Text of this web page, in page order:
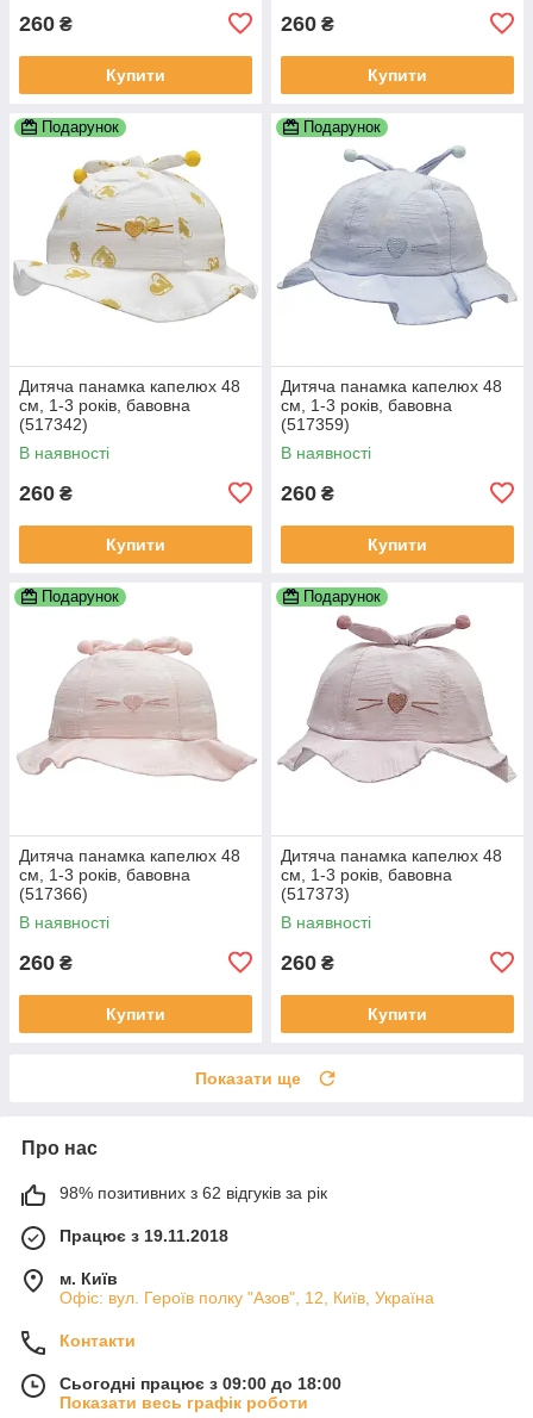
260 ₴
Купити
260 ₴
Купити
Подарунок
Дитяча панамка капелюх 48
см, 1-3 років, бавовна
(517342)
В наявності
260 ₴
Купити
Подарунок
Дитяча панамка капелюх 48
см, 1-3 років, бавовна
(517359)
В наявності
260 ₴
Купити
Подарунок
Дитяча панамка капелюх 48
см, 1-3 років, бавовна
(517366)
В наявності
260 ₴
Купити
Подарунок
Дитяча панамка капелюх 48
см, 1-3 років, бавовна
(517373)
В наявності
260 ₴
Купити
Показати ще
Про нас
98% позитивних з 62 відгуків за рік
Працює з 19.11.2018
м. Київ
Офіс: вул. Героїв полку "Азов", 12, Київ, Україна
Контакти
Сьогодні працює з 09:00 до 18:00
Показати весь графік роботи